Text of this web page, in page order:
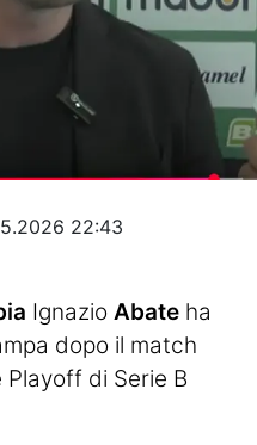
22:43
Ignazio Abate ha
dopo il match
di Serie B